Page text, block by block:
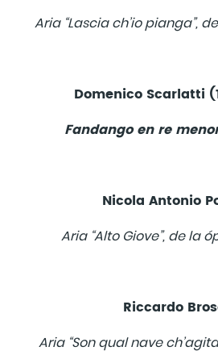
Aria “Lascia ch’io pianga”,
Domenico Scarlatti
Fandango en re
Nicola Antonio
Aria “Alto Giove”, de la
Riccardo
Aria “Son qual nave